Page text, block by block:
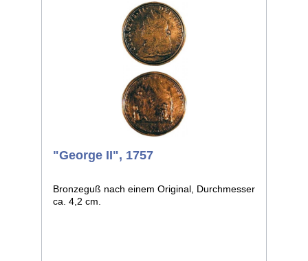
"George II", 1757
Bronzeguß nach einem Original, Durchmesser
ca. 4,2 cm.